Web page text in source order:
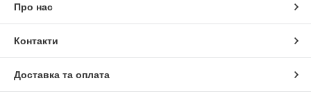
Про нас
Контакти
Доставка та оплата